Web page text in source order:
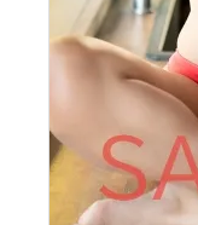
声優グッズ
グラビア
アイドル・タレント
ヒーロー文庫